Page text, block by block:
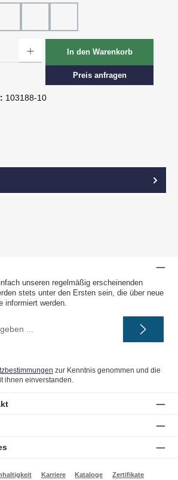
In den Warenkorb
Preis anfragen
103188-10
unseren regelmäßig erscheinenden
stets unter den Ersten sein, die über neue
informiert werden.
zur Kenntnis genommen und die
ihnen einverstanden.
Karriere Kataloge Zertifikate